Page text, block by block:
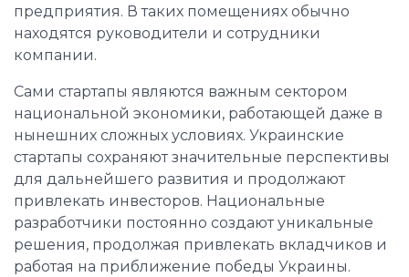
предприятия. В таких помещениях обычно
находятся руководители и сотрудники
компании.
Сами стартапы являются важным сектором
национальной экономики, работающей даже в
нынешних сложных условиях. Украинские
стартапы сохраняют значительные перспективы
для дальнейшего развития и продолжают
привлекать инвесторов. Национальные
разработчики постоянно создают уникальные
решения, продолжая привлекать вкладчиков и
работая на приближение победы Украины.